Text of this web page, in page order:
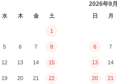
水 木 金 土
1
5 6 7 8
12 13 14 15
19 20 21 22
2026年9月
日 月
6 7
13 14
20 21